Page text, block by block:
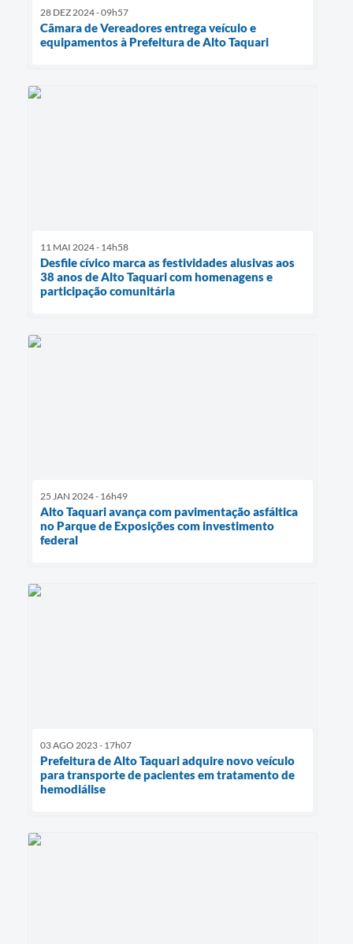
28 DEZ 2024 - 09h57
Câmara de Vereadores entrega veículo e
equipamentos à Prefeitura de Alto Taquari
11 MAI 2024 - 14h58
Desfile cívico marca as festividades alusivas aos
38 anos de Alto Taquari com homenagens e
participação comunitária
25 JAN 2024 - 16h49
Alto Taquari avança com pavimentação asfáltica
no Parque de Exposições com investimento
federal
03 AGO 2023 - 17h07
Prefeitura de Alto Taquari adquire novo veículo
para transporte de pacientes em tratamento de
hemodiálise